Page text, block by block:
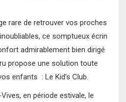
rare de retrouver vos proches
ce somptueux écrin
admirablement bien dirigé
propose une solution toute
enfants : Le Kid’s Club.
en période estivale, le